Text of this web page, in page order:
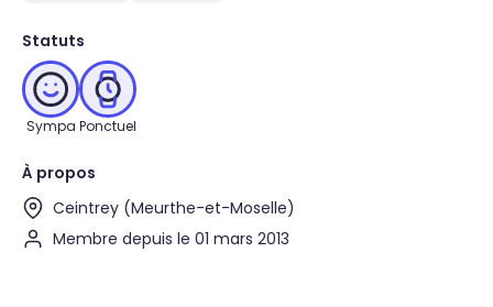
Statuts
Sympa Ponctuel
À propos
Ceintrey (Meurthe-et-Moselle)
Membre depuis le 01 mars 2013